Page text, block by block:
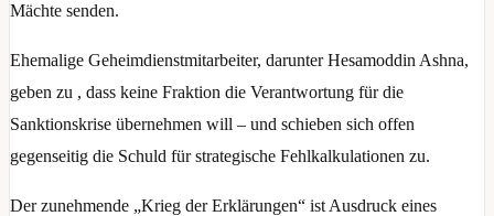
Mächte senden.
Ehemalige Geheimdienstmitarbeiter, darunter Hesamoddin Ashna,
geben zu , dass keine Fraktion die Verantwortung für die
Sanktionskrise übernehmen will – und schieben sich offen
gegenseitig die Schuld für strategische Fehlkalkulationen zu.
Der zunehmende „Krieg der Erklärungen“ ist Ausdruck eines